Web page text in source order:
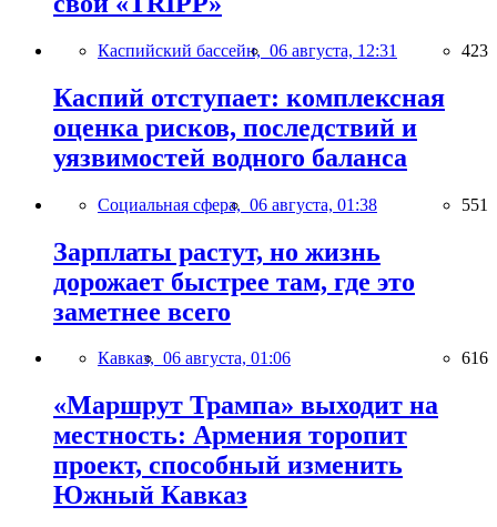
Каспийский бассейн, 06 августа, 12:31 423
Каспий отступает: комплексная
оценка рисков, последствий и
уязвимостей водного баланса
Социальная сфера, 06 августа, 01:38 551
Зарплаты растут, но жизнь
дорожает быстрее там, где это
заметнее всего
Кавказ, 06 августа, 01:06 616
«Маршрут Трампа» выходит на
местность: Армения торопит
проект, способный изменить
Южный Кавказ